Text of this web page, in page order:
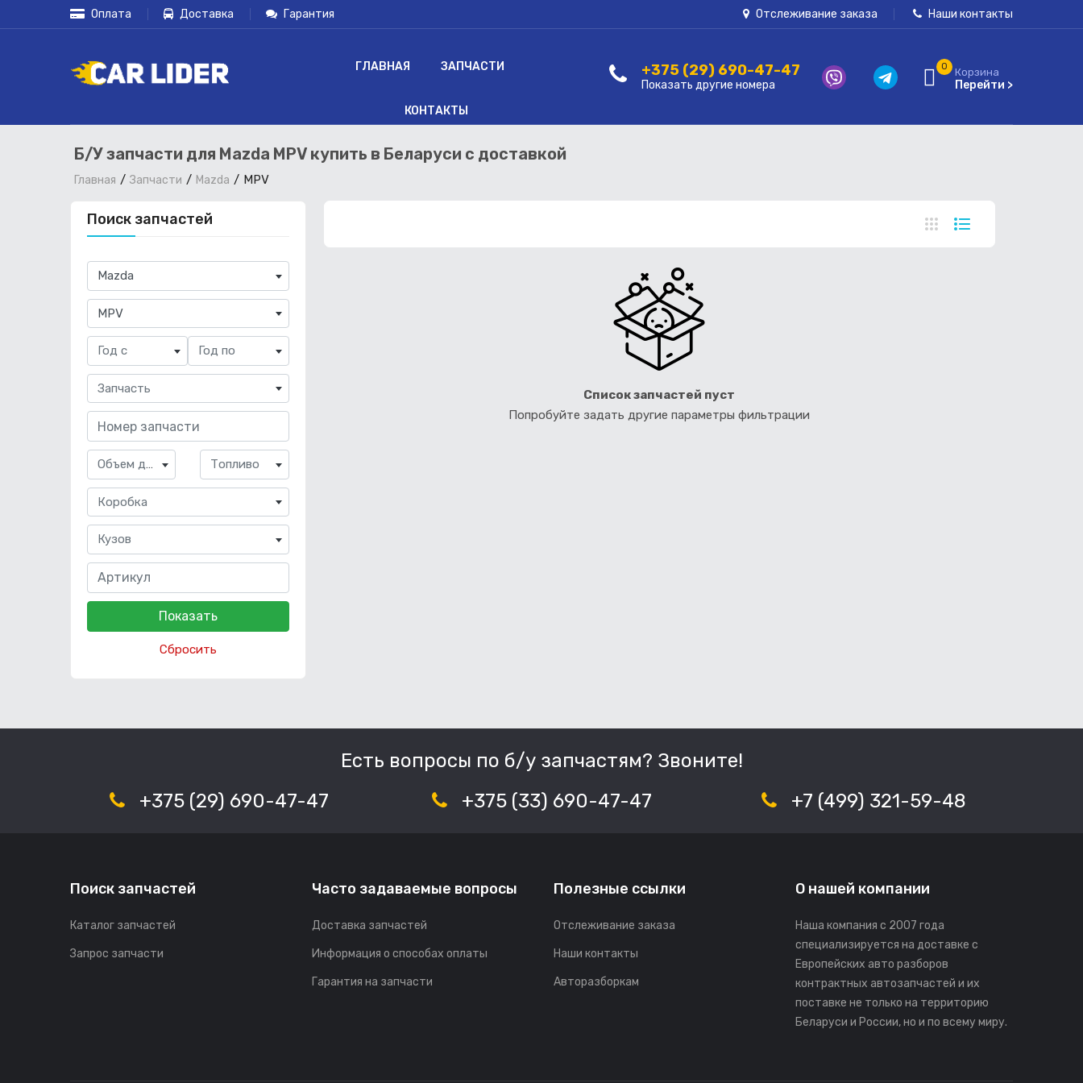
Оплата Доставка Гарантия Отслеживание заказа Наши контакты
ГЛАВНАЯ ЗАПЧАСТИ
КОНТАКТЫ
+375 (29) 690-47-47
Показать другие номера
0 Корзина
Перейти >
Б/У запчасти для Mazda MPV купить в Беларуси с доставкой
Главная Запчасти Mazda MPV
Поиск запчастей
×
Mazda
×
MPV
Год с Год по
Запчасть
Объем двигателя Топливо
Коробка
Кузов
Сбросить
Список запчастей пуст
Попробуйте задать другие параметры фильтрации
Есть вопросы по б/у запчастям? Звоните!
+375 (29) 690-47-47
+375 (33) 690-47-47 +7 (499) 321-59-48
Поиск запчастей
Каталог запчастей
Запрос запчасти
Часто задаваемые вопросы
Доставка запчастей
Информация о способах оплаты
Гарантия на запчасти
Полезные ссылки
Отслеживание заказа
Наши контакты
Авторазборкам
О нашей компании
Наша компания с 2007 года
специализируется на доставке с
Европейских авто разборов
контрактных автозапчастей и их
поставке не только на территорию
Беларуси и России, но и по всему миру.